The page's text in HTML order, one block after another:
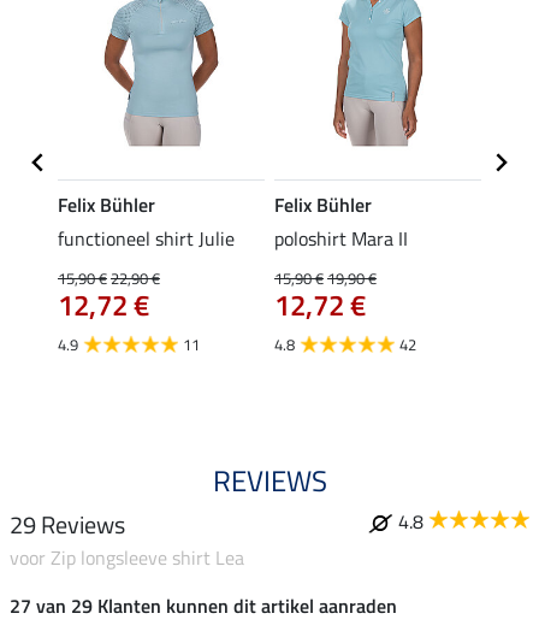
Felix Bühler
functioneel shirt Julie
15,90 €22,90 €
12,72 €
4.9 11
Felix Bühler
poloshirt Mara II
15,90 €19,90 €
12,72 €
4.8 42
REVIEWS
29 Reviews
4.8
voor Zip longsleeve shirt Lea
27 van 29 Klanten kunnen dit artikel aanraden